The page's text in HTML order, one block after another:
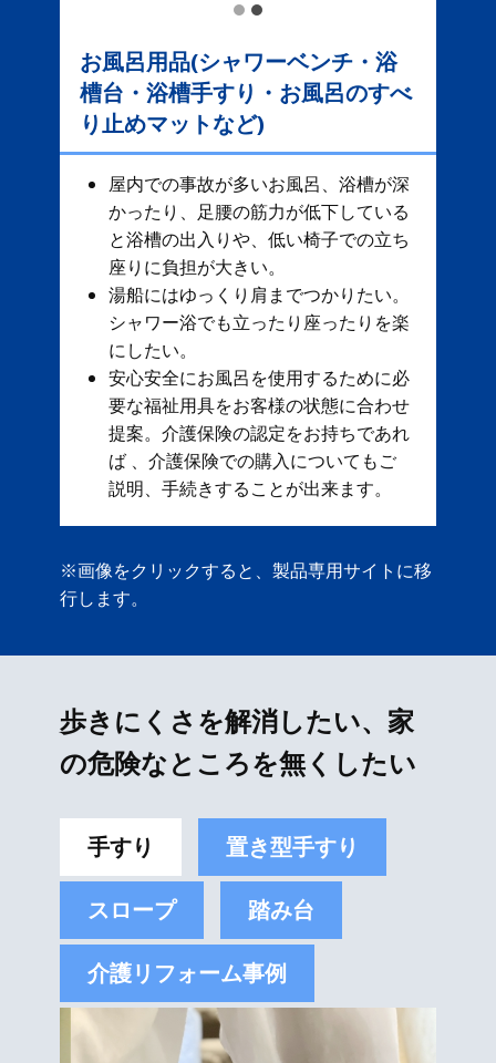
お風呂用品(シャワーベンチ・浴
槽台・浴槽手すり・お風呂のすべ
り止めマットなど)
屋内での事故が多いお風呂、​ 浴槽が深
かったり、足腰の筋力が低下している
と浴槽の出入りや、低い椅子での立ち
座りに負担が大きい。
湯船にはゆっくり肩までつかりたい。
シャワー浴でも立ったり座ったりを楽
にしたい。
安心安全にお風呂を使用するために必
要な福祉用具をお客様の状態に合わせ
提案。 ​ 介護保険の認定をお持ちであれ
ば 、介護保険での購入についてもご
説明、手続きすることが出来ます。
※画像をクリックすると、製品専用サイトに移
行します。
歩きにくさを解消したい、家
の危険なところを無くしたい
手すり 置き型手すり
スロープ 踏み台
介護リフォーム事例